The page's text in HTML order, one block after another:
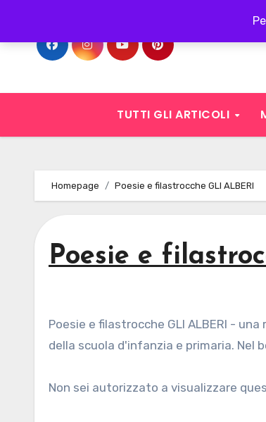
content
TUTTI GLI ARTICOLI
Homepage Poesie e filastrocche GLI ALBERI
Poesie e
Poesie e filastrocche GLI ALBERI - una raccolta di poesie e filastrocche sugli alberi, di autori vari, per bambini
della scuola d'infanzia e primaria. Nel
Non sei autorizzato a visualizzare